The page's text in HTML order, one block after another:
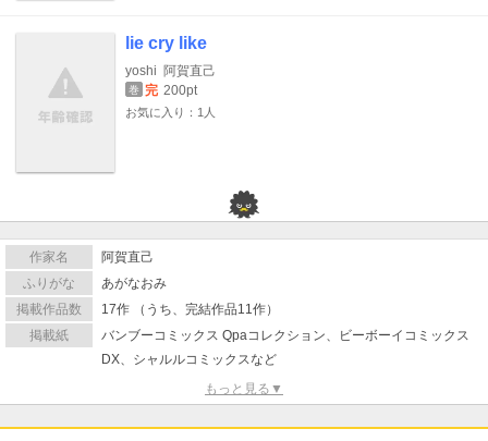
lie cry like
yoshi 阿賀直己
巻 完 200pt
お気に入り：1人
作家名
阿賀直己
ふりがな
あがなおみ
掲載作品数
17作 （うち、完結作品11作）
掲載紙
バンブーコミックス Qpaコレクション、ビーボーイコミックス
DX、シャルルコミックスなど
もっと見る▼